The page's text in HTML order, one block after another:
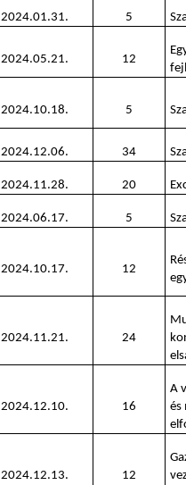
2024.01.31. 5
2024.05.21. 12
2024.10.18. 5
2024.12.06. 34
2024.11.28. 20
2024.06.17. 5
2024.10.17. 12
2024.11.21. 24
2024.12.10. 16
A
és
2024.12.13. 12